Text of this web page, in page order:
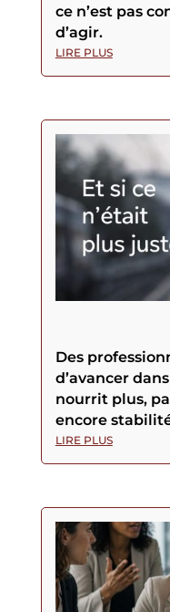
ce n’est pas
d’agir.
LIRE PLUS
Des
d’avancer
nourrit plus,
encore
LIRE PLUS